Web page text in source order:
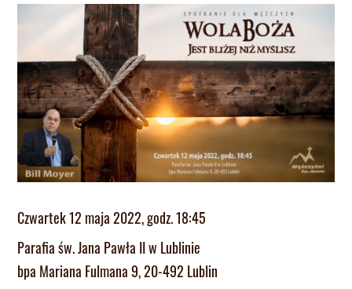
Czwartek 12 maja 2022, godz. 18:45
Parafia św. Jana Pawła II w Lublinie
bpa Mariana Fulmana 9, 20-492 Lublin